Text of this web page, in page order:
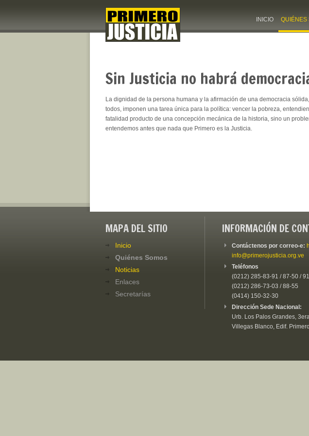
INICIO QUIÉNES
Sin Justicia no habrá
La dignidad de la persona humana y la afirmación de una democracia
todos, imponen una tarea única para la política: vencer la pobreza,
fatalidad producto de una concepción mecánica de la historia, sino un
entendemos antes que nada que Primero es la Justicia.
MAPA DEL SITIO
Inicio
Quiénes Somos
Noticias
Enlaces
Secretarías
INFORMACIÓN DE
Contáctenos por correo-e:
info@primerojusticia.org.ve
Teléfonos
(0212) 285-83-91 / 87-50 /
(0212) 286-73-03 / 88-55
(0414) 150-32-30
Dirección Sede Nacional:
Urb. Los Palos Grandes,
Villegas Blanco, Edif.